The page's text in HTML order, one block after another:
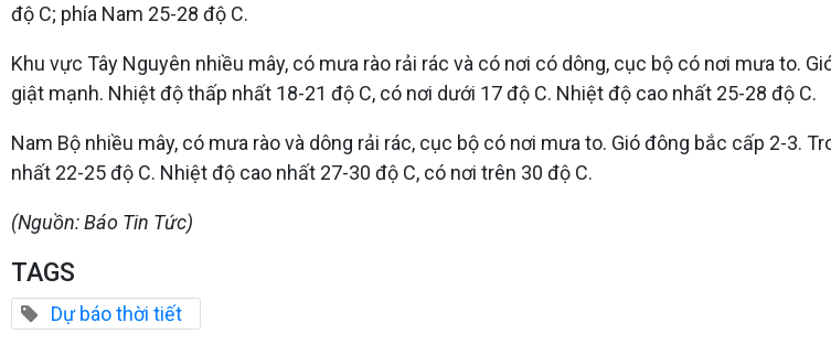
độ C; phía Nam 25-28 độ C.
Khu vực Tây Nguyên nhiều mây, có mưa rào rải rác và có nơi có dông, cục bộ có nơi mưa to.
giật mạnh. Nhiệt độ thấp nhất 18-21 độ C, có nơi dưới 17 độ C. Nhiệt độ cao nhất 25-28 độ C.
Nam Bộ nhiều mây, có mưa rào và dông rải rác, cục bộ có nơi mưa to. Gió đông bắc cấp 2-3.
nhất 22-25 độ C. Nhiệt độ cao nhất 27-30 độ C, có nơi trên 30 độ C.
(Nguồn: Báo Tin Tức)
TAGS
Dự báo thời tiết